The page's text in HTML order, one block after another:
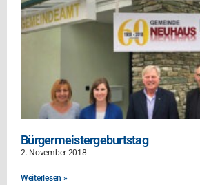
Bürgermeistergeburtstag
2. November 2018
Weiterlesen »